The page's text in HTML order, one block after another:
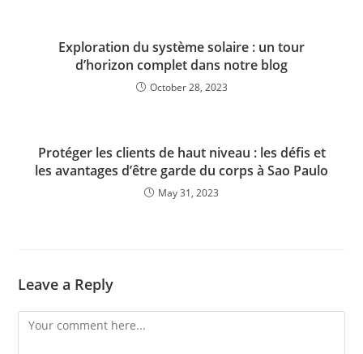
Exploration du système solaire : un tour
d’horizon complet dans notre blog
October 28, 2023
Protéger les clients de haut niveau : les défis et
les avantages d’être garde du corps à Sao Paulo
May 31, 2023
Leave a Reply
Comment